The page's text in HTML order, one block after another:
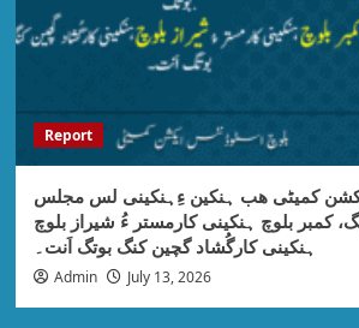
Report
کمیٹی ھب ہنکین ءِہنکینی لس مجلس
کمبر بلوچ ہنکینی کارمستر ءُ شیراز بلوچ
ہنکینی کارگُشاد گچین کنگ بوتگ اَنت۔
Admin July 13, 2026